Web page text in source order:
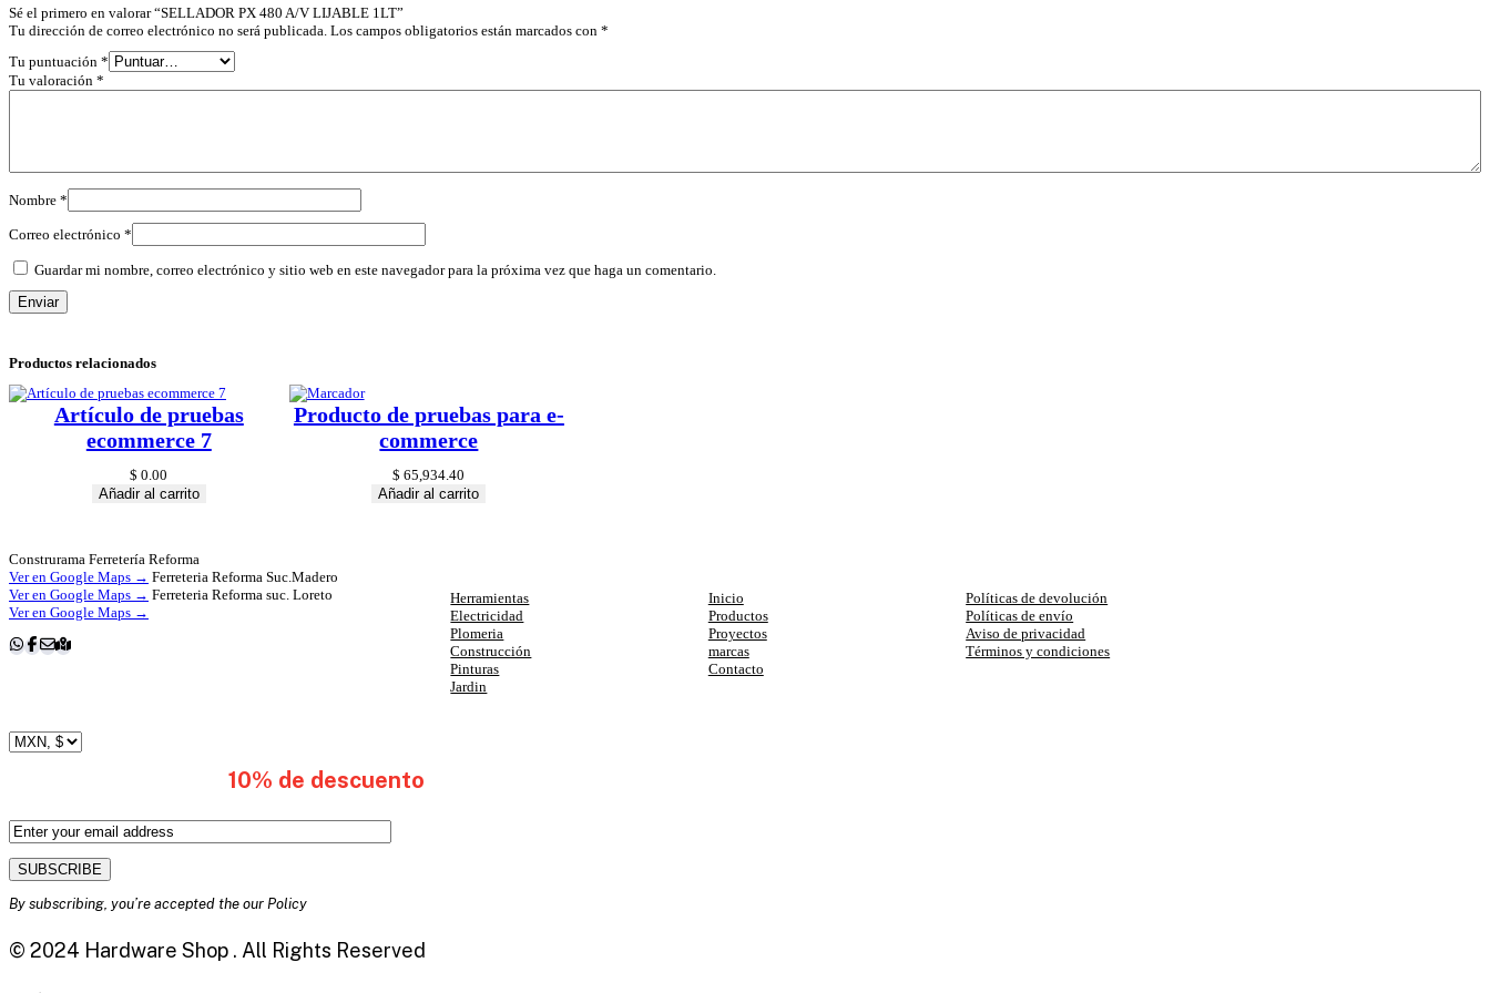
Sé el primero en valorar “SELLADOR PX 480 A/V LIJABLE 1LT”
Tu dirección de correo electrónico no será publicada. Los campos obligatorios están marcados con *
Tu puntuación *
Tu valoración *
Nombre *
Correo electrónico *
Guardar mi nombre, correo electrónico y sitio web en este navegador para la próxima vez que haga un comentario.
Productos relacionados
Artículo de pruebas
ecommerce 7
$ 0.00
Añadir al carrito
Producto de pruebas para e-
commerce
$ 65,934.40
Añadir al carrito
Construrama Ferretería Reforma
Ver en Google Maps → Ferreteria Reforma Suc.Madero
Ver en Google Maps → Ferreteria Reforma suc. Loreto
Ver en Google Maps →
Herramientas
Electricidad
Plomeria
Construcción
Pinturas
Jardin
Inicio
Productos
Proyectos
marcas
Contacto
Políticas de devolución
Políticas de envío
Aviso de privacidad
Términos y condiciones
10% de descuento
By subscribing, you’re accepted the our Policy
© 2024 Hardware Shop . All Rights Reserved